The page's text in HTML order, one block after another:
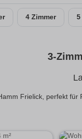
4 Zimmer 5
3-
Frielick, perfekt